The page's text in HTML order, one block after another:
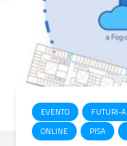
EVENTO FUTURI-
ONLINE
PISA